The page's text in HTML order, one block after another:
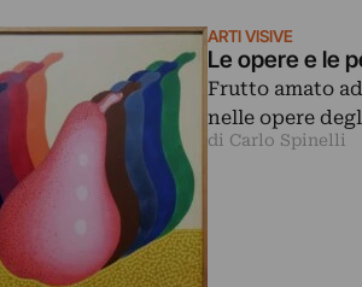
ARTI VISIVE
Le opere e le
Frutto amato
nelle opere
di Carlo Spinelli